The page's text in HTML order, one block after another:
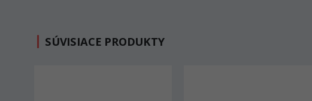
SÚVISIACE PRODUKTY